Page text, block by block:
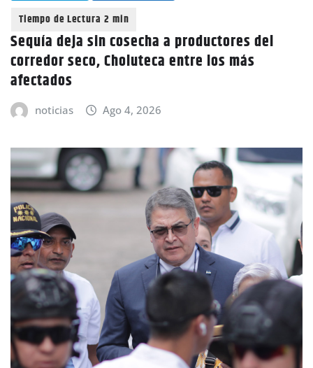
Sequía deja sin cosecha a productores del
corredor seco, Choluteca entre los más
afectados
noticias Ago 4, 2026